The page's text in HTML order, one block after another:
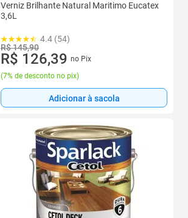
Verniz Brilhante Natural Maritimo Eucatex
3,6L
4.4 (54)
R$ 145,90
R$ 126,39 no Pix
(7% de desconto no pix)
Adicionar à sacola